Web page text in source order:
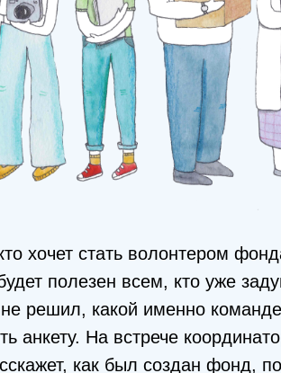
хочет стать волонтером
полезен всем, кто уже
решил, какой именно
анкету. На встрече
как был создан фонд,